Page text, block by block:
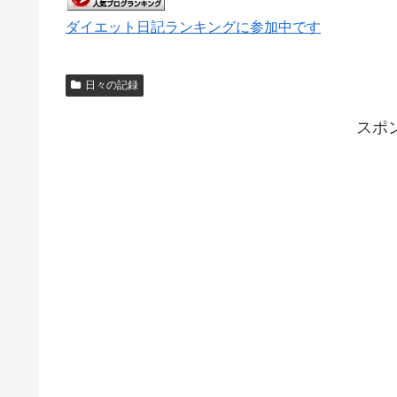
ダイエット日記ランキングに参加中です
日々の記録
スポ